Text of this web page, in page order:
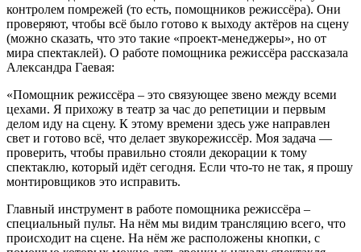
контролем помрежей (то есть, помощников режиссёра). Они
проверяют, чтобы всё было готово к выходу актёров на сцену
(можно сказать, что это такие «проект-менеджеры», но от
мира спектаклей). О работе помощника режиссёра рассказала
Александра Гаевая:
«Помощник режиссёра – это связующее звено между всеми
цехами. Я прихожу в театр за час до репетиции и первым
делом иду на сцену. К этому времени здесь уже направлен
свет и готово всё, что делает звукорежиссёр. Моя задача —
проверить, чтобы правильно стояли декорации к тому
спектаклю, который идёт сегодня. Если что-то не так, я прошу
монтировщиков это исправить.
Главный инструмент в работе помощника режиссёра –
специальный пульт. На нём мы видим трансляцию всего, что
происходит на сцене. На нём же расположены кнопки, с